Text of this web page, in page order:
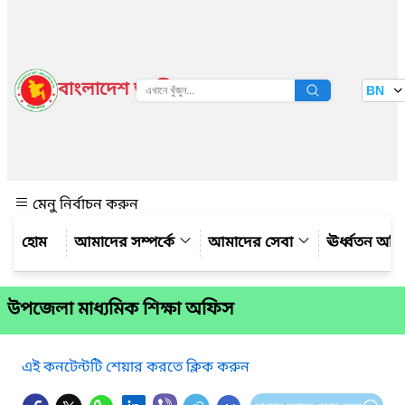
বাংলাদেশ জাতীয় তথ্য বাতায়ন BN
মেনু নির্বাচন করুন
আমাদের সম্পর্কে
আমাদের সেবা ঊর্ধ্বতন
উপজেলা মাধ্যমিক শিক্ষা অফিস
এই কনটেন্টটি শেয়ার করতে ক্লিক করুন